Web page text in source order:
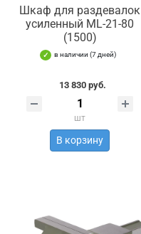
Шкаф для раздевалок
усиленный ML-21-80
(1500)
в наличии (7 дней)
13 830 руб.
шт
В корзину